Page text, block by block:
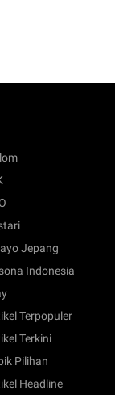
Jepang
Indonesia
Terpopuler
Terkini
Pilihan
Headline